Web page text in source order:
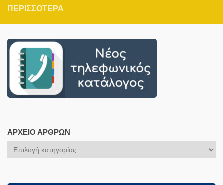
ΠΕΡΙΣΣΌΤΕΡΑ
ΑΡΧΕΊΟ ΆΡΘΡΩΝ
Αρχείο
Άρθρων